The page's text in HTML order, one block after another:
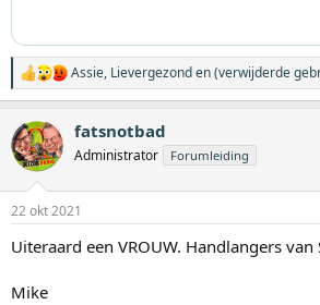
W
a
r
d
e
n
e
:
Assie, Lievergezonden(verwijderde
fatsnotbad
Administrator Forumleiding
22 okt 2021
Uiteraard een VROUW. Handlangers van
Mike